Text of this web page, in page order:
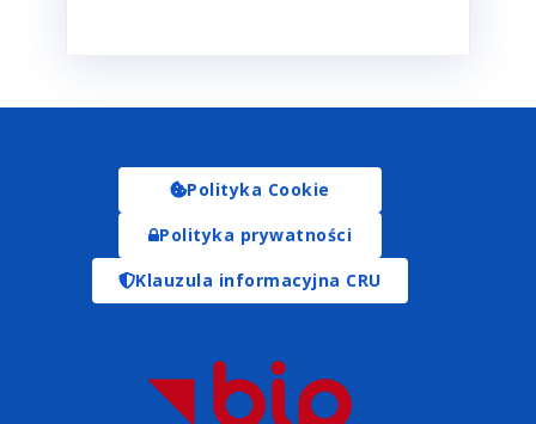
Polityka Cookie
Polityka prywatności
Klauzula informacyjna CRU